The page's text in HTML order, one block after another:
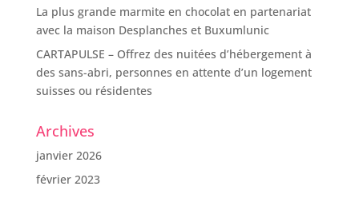
La plus grande marmite en chocolat en partenariat
avec la maison Desplanches et Buxumlunic
CARTAPULSE – Offrez des nuitées d’hébergement à
des sans-abri, personnes en attente d’un logement
suisses ou résidentes
Archives
janvier 2026
février 2023